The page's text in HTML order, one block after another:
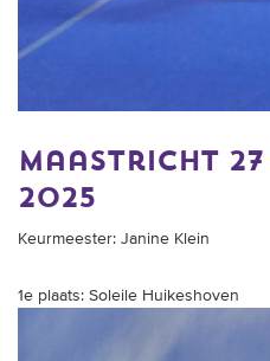
Maastricht 27
2025
Keurmeester: Janine Klein
1e plaats: Soleile Huikeshoven